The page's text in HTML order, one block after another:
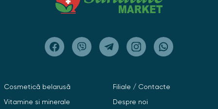
Cosmetică belarusă
Vitamine si minerale
Filiale / Contacte
Despre noi